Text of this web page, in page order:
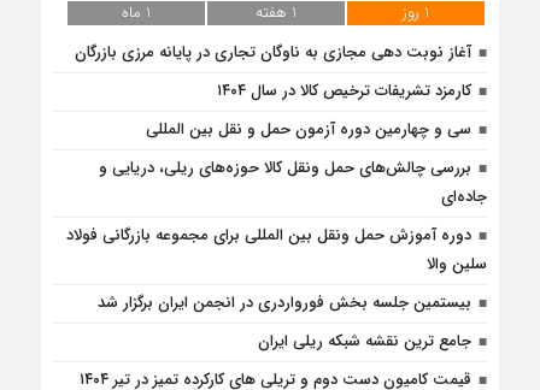
1 روز 1 هفته
1 ماه
آغاز نوبت دهی مجازی به ناوگان تجاری در پایانه مرزی بازرگان
کارمزد تشریفات ترخیص کالا در سال ۱۴۰۴
سی و چهارمین دوره آزمون حمل و نقل بین المللی
بررسی چالش‌های حمل ونقل کالا حوزه‌های ریلی، دریایی و
جاده‌ای
دوره آموزش حمل ونقل بین المللی برای مجموعه بازرگانی فولاد
سلین والا
بیستمین جلسه بخش فورواردری در انجمن ایران برگزار شد
جامع ترین نقشه شبکه ریلی ایران
قیمت کامیون دست دوم و تریلی‌ های کارکرده تمیز در تیر ۱۴۰۴